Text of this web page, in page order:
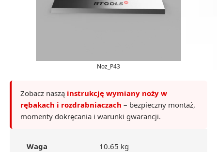
Noz_P43
Zobacz naszą instrukcję wymiany noży w
rębakach i rozdrabniaczach – bezpieczny montaż,
momenty dokręcania i warunki gwarancji.
Waga 10.65 kg